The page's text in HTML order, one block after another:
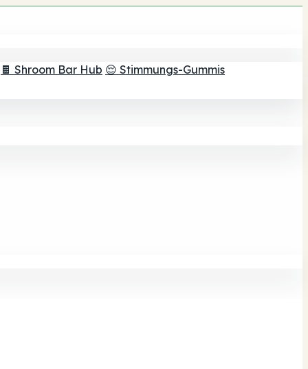
🍫 Shroom Bar Hub 😌 Stimmungs-Gummis